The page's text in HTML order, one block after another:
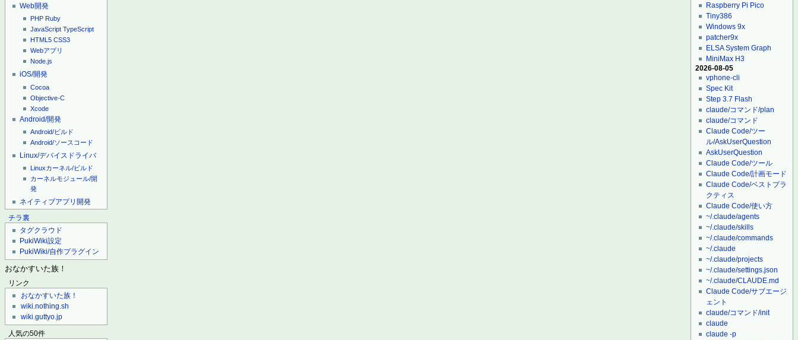
Web開発
PHP Ruby
JavaScript TypeScript
HTML5 CSS3
Webアプリ
Node.js
iOS/開発
Cocoa
Objective-C
Xcode
Android/開発
Android/ビルド
Android/ソースコード
Linux/デバイスドライバ
Linuxカーネル/ビルド
カーネルモジュール/開
発
ネイティブアプリ開発
チラ裏
タグクラウド
PukiWiki設定
PukiWiki/自作プラグイン
おなかすいた族！
リンク
おなかすいた族！
wiki.nothing.sh
wiki.guttyo.jp
人気の50件
Raspberry Pi Pico
Tiny386
Windows 9x
patcher9x
ELSA System Graph
MiniMax H3
2026-08-05
vphone-cli
Spec Kit
Step 3.7 Flash
claude/コマンド/plan
claude/コマンド
Claude Code/ツー
ル/AskUserQuestion
AskUserQuestion
Claude Code/ツール
Claude Code/計画モード
Claude Code/ベストプラ
クティス
Claude Code/使い方
~/.claude/agents
~/.claude/skills
~/.claude/commands
~/.claude
~/.claude/projects
~/.claude/settings.json
~/.claude/CLAUDE.md
Claude Code/サブエージ
ェント
claude/コマンド/init
claude
claude -p